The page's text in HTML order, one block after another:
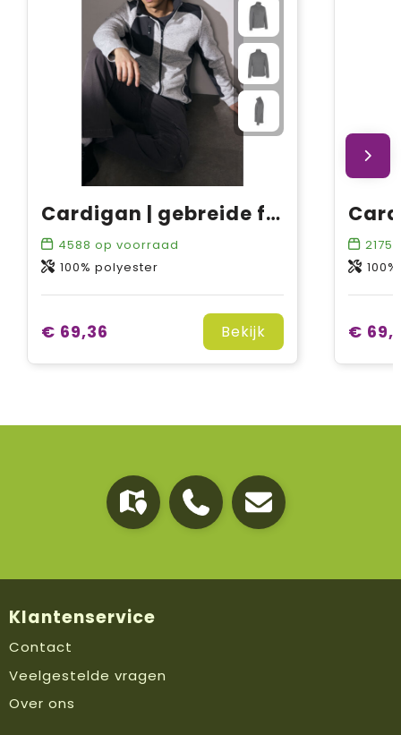
Cardigan | gebreide fleece
4588 op voorraad
100% polyester
€ 69,36 Bekijk
2175
€
Klantenservice
Contact
Veelgestelde vragen
Over ons